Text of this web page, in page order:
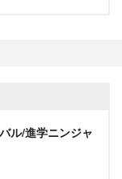
ル/進学ニンジャ